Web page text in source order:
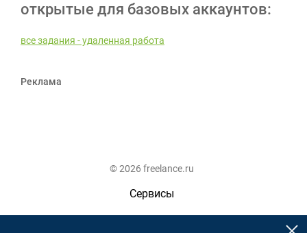
открытые для базовых аккаунтов:
все задания - удаленная работа
Реклама
© 2026 freelance.ru
Сервисы
Помощь